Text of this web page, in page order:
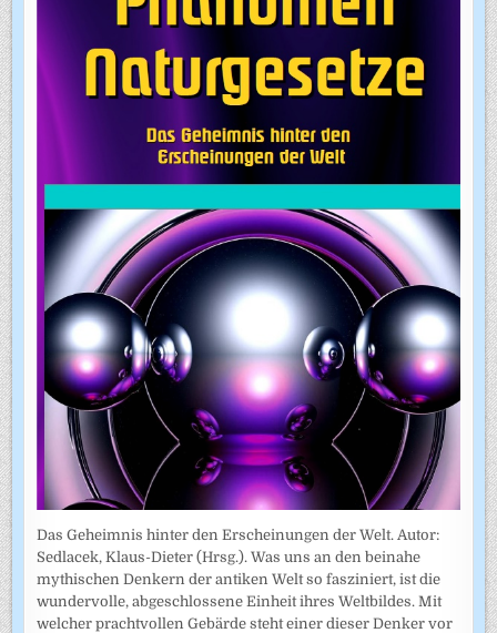
Das Geheimnis hinter den Erscheinungen der Welt. Autor:
Sedlacek, Klaus-Dieter (Hrsg.). Was uns an den beinahe
mythischen Denkern der antiken Welt so fasziniert, ist die
wundervolle, abgeschlossene Einheit ihres Weltbildes. Mit
welcher prachtvollen Gebärde steht einer dieser Denker vor